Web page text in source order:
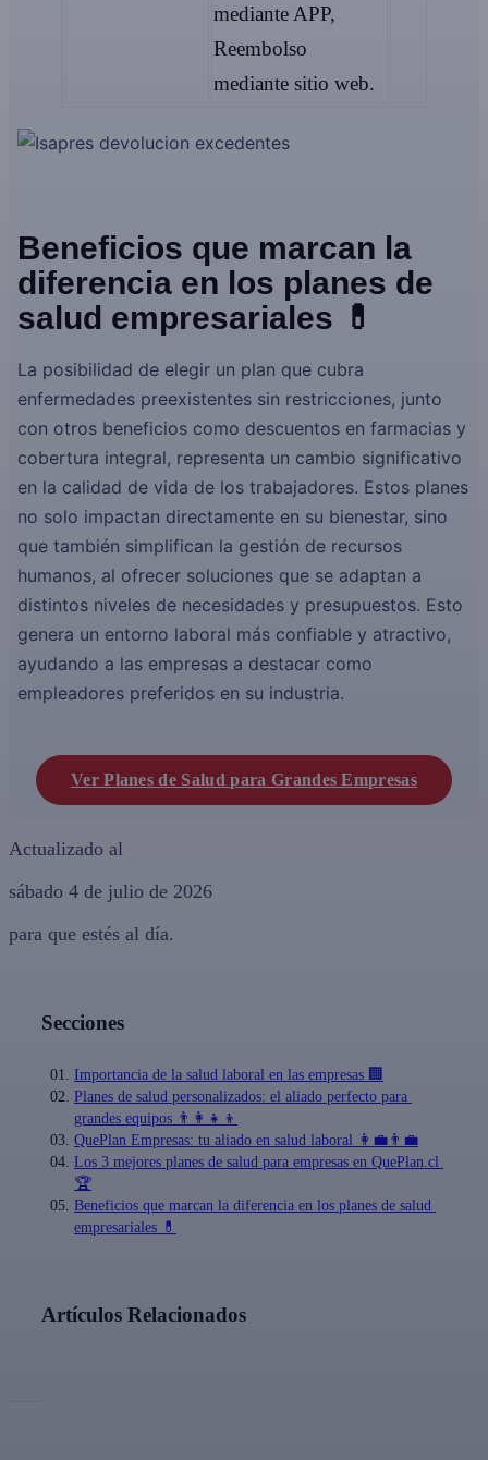
mediante APP,
Reembolso
mediante sitio web.
Beneficios que marcan la
diferencia en los planes de
salud empresariales 💊
La posibilidad de elegir un plan que cubra
enfermedades preexistentes sin restricciones, junto
con otros beneficios como descuentos en farmacias y
cobertura integral, representa un cambio significativo
en la calidad de vida de los trabajadores. Estos planes
no solo impactan directamente en su bienestar, sino
que también simplifican la gestión de recursos
humanos, al ofrecer soluciones que se adaptan a
distintos niveles de necesidades y presupuestos. Esto
genera un entorno laboral más confiable y atractivo,
ayudando a las empresas a destacar como
empleadores preferidos en su industria.
Ver Planes de Salud para Grandes Empresas
Actualizado al
sábado 4 de julio de 2026
para que estés al día.
Secciones
Importancia de la salud laboral en las empresas 🏢
Planes de salud personalizados: el aliado perfecto para
grandes equipos 👨‍👩‍👧‍👦
QuePlan Empresas: tu aliado en salud laboral 👩‍💼👨‍💼
Los 3 mejores planes de salud para empresas en QuePlan.cl
🏆
Beneficios que marcan la diferencia en los planes de salud
empresariales 💊
Artículos Relacionados